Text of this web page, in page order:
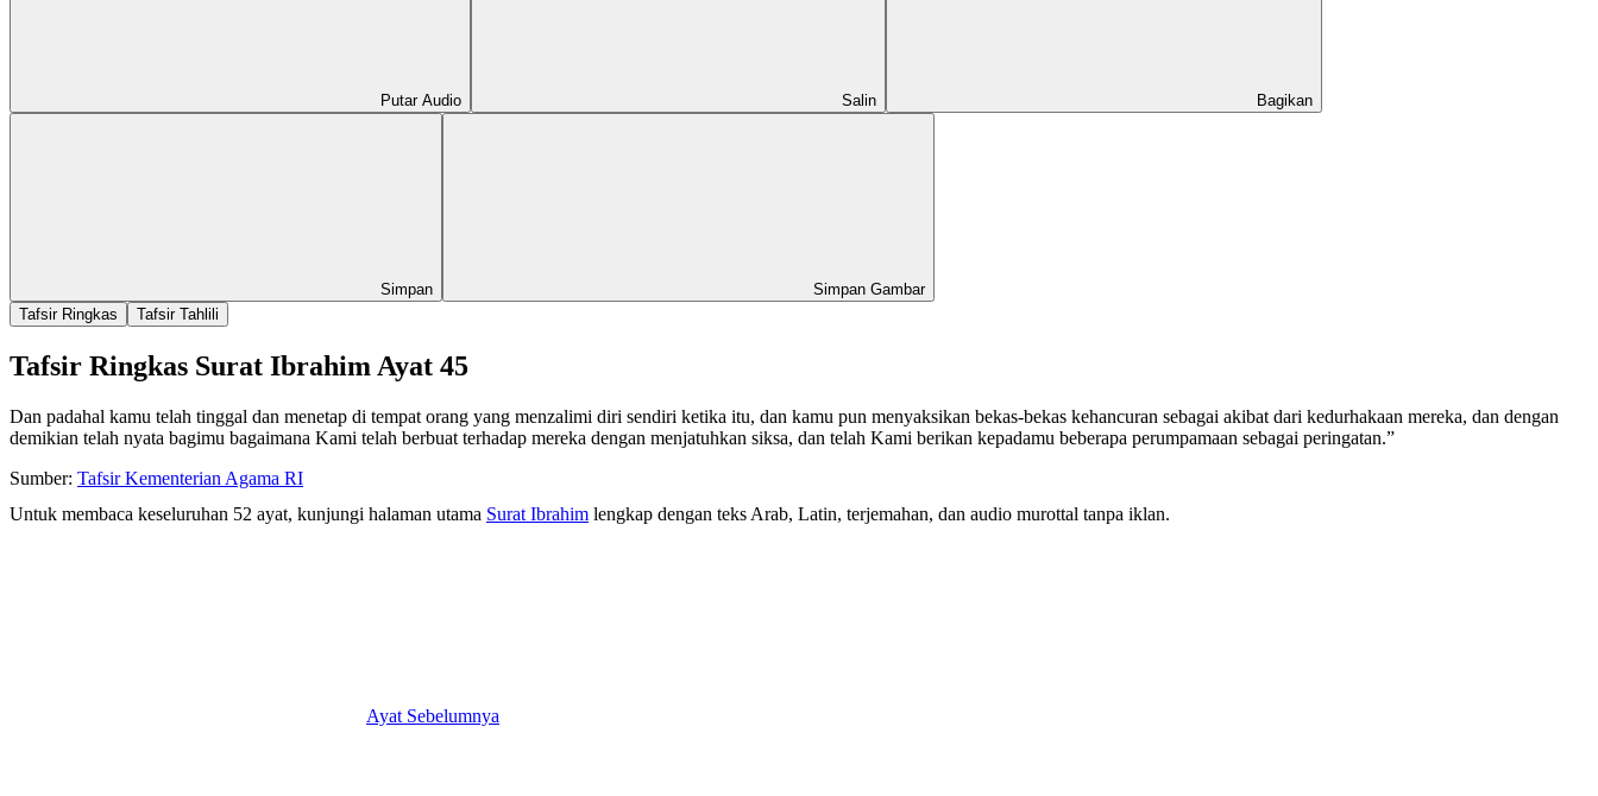
Putar Audio Salin Bagikan
Simpan
Simpan Gambar
Tafsir Ringkas
Tafsir Tahlili
Tafsir Ringkas Surat Ibrahim Ayat 45
Dan padahal kamu telah tinggal dan menetap di tempat orang yang menzalimi diri sendiri ketika itu, dan kamu pun menyaksikan bekas-bekas kehancuran sebagai akibat dari kedurhakaan mereka, dan dengan
demikian telah nyata bagimu bagaimana Kami telah berbuat terhadap mereka dengan menjatuhkan siksa, dan telah Kami berikan kepadamu beberapa perumpamaan sebagai peringatan.”
Sumber: Tafsir Kementerian Agama RI
Untuk membaca keseluruhan 52 ayat, kunjungi halaman utama Surat Ibrahim lengkap dengan teks Arab, Latin, terjemahan, dan audio murottal tanpa iklan.
Ayat Sebelumnya